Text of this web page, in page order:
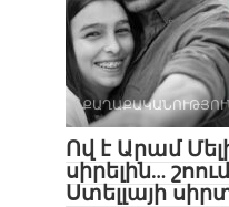
Ով է Արամ
սիրելին…
Ստելլայի